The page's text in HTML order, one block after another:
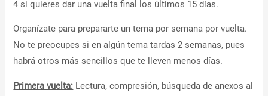
4 si quieres dar una vuelta final los últimos 15 días.
Organízate para prepararte un tema por semana por vuelta.
No te preocupes si en algún tema tardas 2 semanas, pues
habrá otros más sencillos que te lleven menos días.
Primera vuelta: Lectura, compresión, búsqueda de anexos al